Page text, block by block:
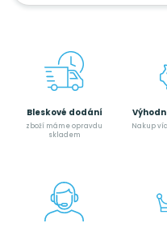
Bleskové dodání
zboží máme opravdu
skladem
Nakup